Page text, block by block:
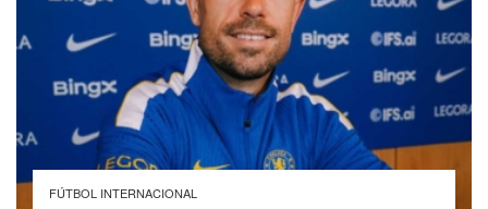
FÚTBOL INTERNACIONAL